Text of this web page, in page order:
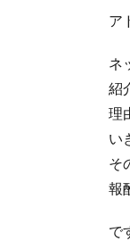
ア
ネ
紹
理
い
そ
報
で